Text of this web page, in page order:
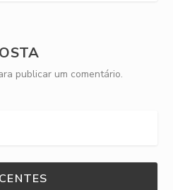
publicar um comentário.